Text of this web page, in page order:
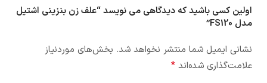
اولین کسی باشید که دیدگاهی می نویسد “علف زن بنزینی اشتیل
مدل FS120”
نشانی ایمیل شما منتشر نخواهد شد. بخش‌های موردنیاز
علامت‌گذاری شده‌اند *